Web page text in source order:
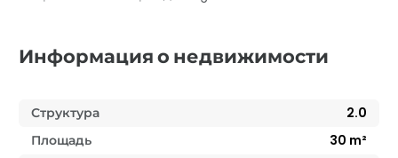
Информация о недвижимости
Структура
2.0
Площадь
30 m²